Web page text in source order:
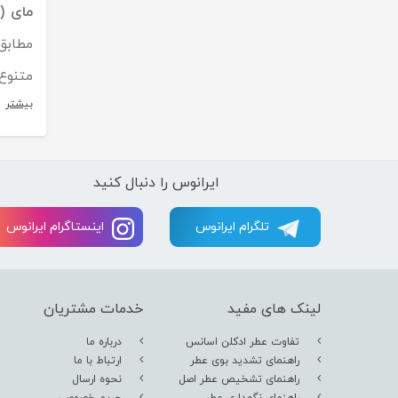
مای (My)
بیشتر
ایرانوس را دنبال کنید
تلگرام ایرانوس اینستاگرام ایرانوس
لینک های مفید
تفاوت عطر ادکلن اسانس
راهنمای تشدید بوی عطر
راهنمای تشخیص عطر اصل
خدمات مشتریان
درباره ما
ارتباط با ما
نحوه ارسال